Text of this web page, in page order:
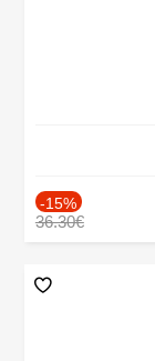
-15%
36.30€